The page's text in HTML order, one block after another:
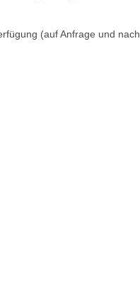
(auf Anfrage und nach